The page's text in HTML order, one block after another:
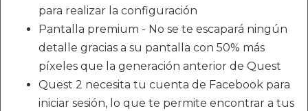
para realizar la configuración
Pantalla premium - No se te escapará ningún
detalle gracias a su pantalla con 50% más
píxeles que la generación anterior de Quest
Quest 2 necesita tu cuenta de Facebook para
iniciar sesión, lo que te permite encontrar a tus